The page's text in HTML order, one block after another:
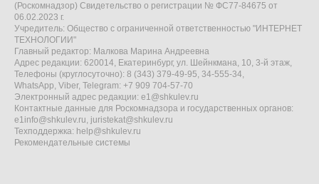
(Роскомнадзор) Свидетельство о регистрации № ФС77-84675 от
06.02.2023 г.
Учредитель: Общество с ограниченной ответственностью "ИНТЕРНЕТ
ТЕХНОЛОГИИ"
Главный редактор: Малкова Марина Андреевна
Адрес редакции: 620014, Екатеринбург, ул. Шейнкмана, 10, 3-й этаж,
Телефоны (круглосуточно): 8 (343) 379-49-95, 34-555-34,
WhatsApp, Viber, Telegram: +7 909 704-57-70
Электронный адрес редакции: e1@shkulev.ru
Контактные данные для Роскомнадзора и государственных органов:
e1info@shkulev.ru, juristekat@shkulev.ru
Техподдержка: help@shkulev.ru
Рекомендательные системы